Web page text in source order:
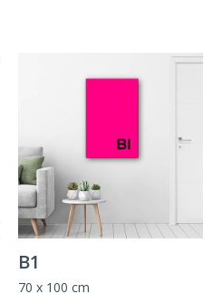
B1
70 x 100 cm